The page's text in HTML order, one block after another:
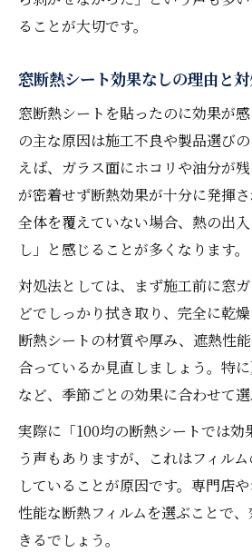
ることが大切です。
窓断熱シート効果なしの理由と
窓断熱シートを貼ったのに効果が
の主な原因は施工不良や製品選び
えば、ガラス面にホコリや油分が
が密着せず断熱効果が十分に発揮
全体を覆えていない場合、熱の出
し」と感じることが多くなります。
対処法としては、まず施工前に窓
どでしっかり拭き取り、完全に乾燥
断熱シートの材質や厚み、遮熱性
合っているか見直しましょう。特
など、季節ごとの効果に合わせて選
実際に「100均の断熱シートでは効
う声もありますが、これはフィル
していることが原因です。専門店
性能な断熱フィルムを選ぶことで
きるでしょう。